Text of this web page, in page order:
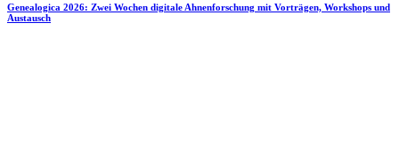
Genealogica 2026: Zwei Wochen digitale Ahnenforschung mit Vorträgen, Workshops und
Austausch